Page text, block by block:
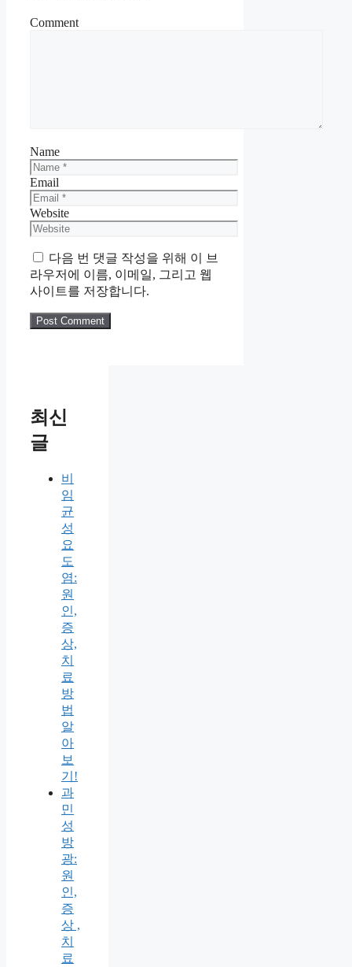
Comment
Name
Email
Website
다음 번 댓글 작성을 위해 이 브
라우저에 이름, 이메일, 그리고 웹
사이트를 저장합니다.
최신
글
비
임
균
성
요
도
염:
원
인,
증
상,
치
료
방
법
알
아
보
기!
과
민
성
방
광:
원
인,
증
상 ,
치
료